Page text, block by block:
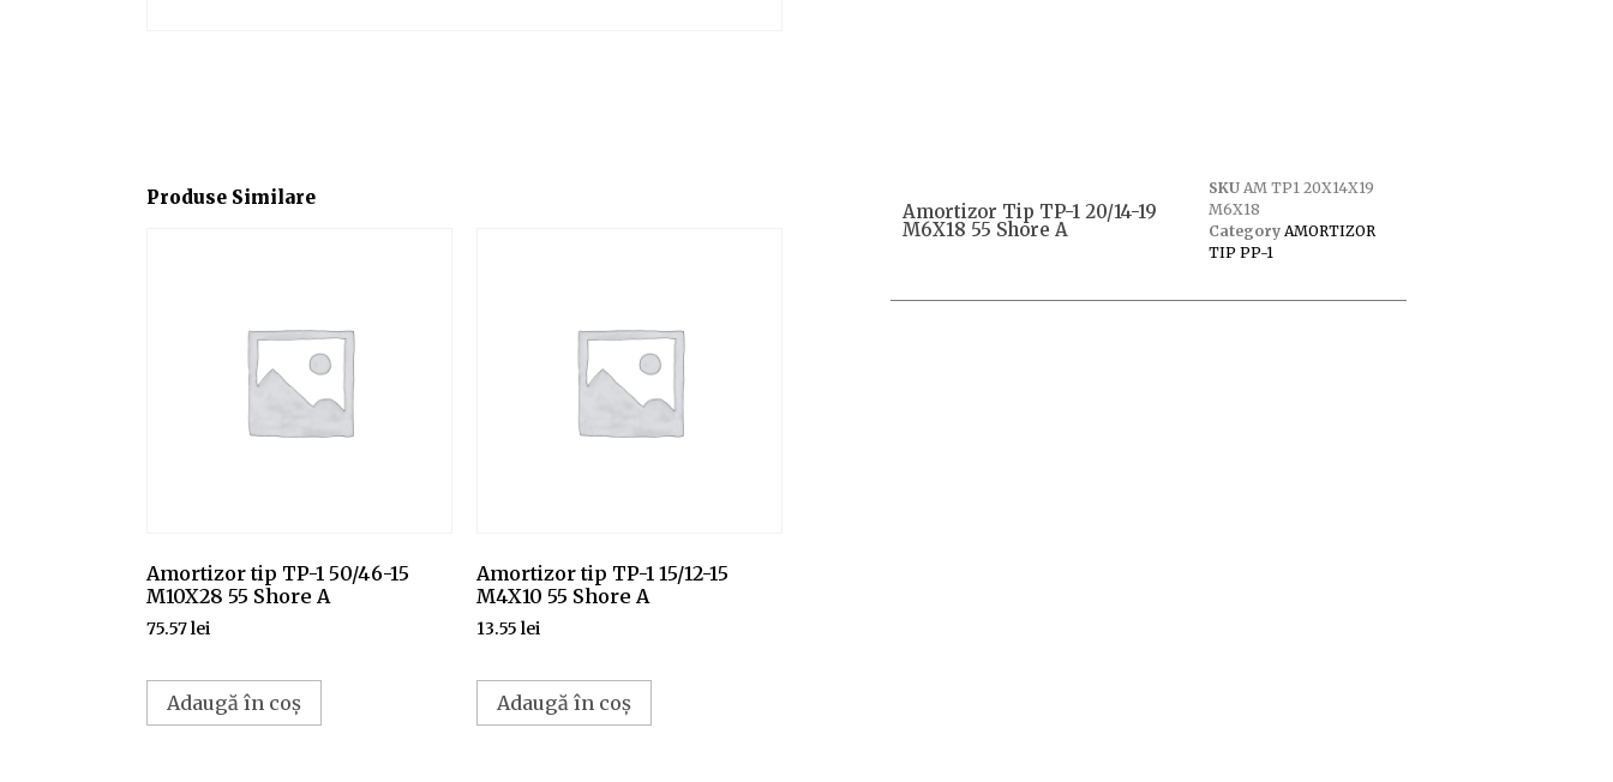
Produse Similare
Amortizor tip TP-1 50/46-15
M10X28 55 Shore A
75.57lei
Adaugă în coș
Amortizor tip TP-1 15/12-15
M4X10 55 Shore A
13.55 lei
Adaugă în coș
Amortizor Tip TP-1 20/14-19
M6X18 55 Shore A
SKU AM TP1 20X14X19
M6X18
Category AMORTIZOR
TIP PP-1